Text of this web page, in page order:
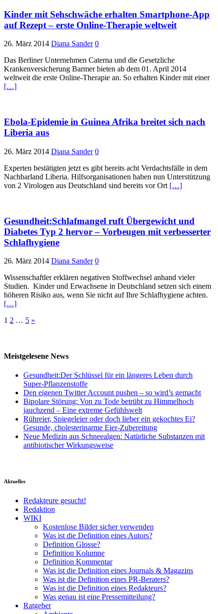
Kinder mit Sehschwäche erhalten Smartphone-App
auf Rezept – erste Online-Therapie weltweit
26. März 2014 Diana Sander 0
Das Berliner Unternehmen Caterna und die Gesetzliche
Krankenversicherung Barmer bieten ab dem 01. April 2014
weltweit die erste Online-Therapie an. So erhalten Kinder mit einer
[…]
Ebola-Epidemie in Guinea Afrika breitet sich nach
Liberia aus
26. März 2014 Diana Sander 0
Experten bestätigten jetzt es gibt bereits acht Verdachtsfälle in dem
Nachbarland Liberia. Hilfsorganisationen haben nun Unterstützung
von 2 Virologen aus Deutschland sind bereits vor Ort […]
Gesundheit:Schlafmangel ruft Übergewicht und
Diabetes Typ 2 hervor – Vorbeugen mit verbesserter
Schlafhygiene
26. März 2014 Diana Sander 0
Wissenschaftler erklären negativen Stoffwechsel anhand vieler
Studien. Kinder und Erwachsene in Deutschland setzen sich einem
höheren Risiko aus, wenn Sie nicht auf Ihre Schlafhygiene achten.
[…]
Seitennummerierung
1 2 … 5 »
Meistgelesene News
Gesundheit:Der Schlüssel für ein längeres Leben durch
Super-Pflanzenstoffe
Den eigenen Twitter Account pushen – so wird’s gemacht
Bipolare Störung: Von zu Tode betrübt zu Himmelhoch
jauchzend – Eine extreme Gefühlswelt
Rühreier, Spiegeleier oder doch lieber ein gekochtes Ei?
Gesunde, cholesterinarme Eier-Zubereitung
Neue Medizin aus Schneealgen: Natürliche Substanzen mit
antibiotischer Wirkungsweise
Aktuelles
Redakteure gesucht!
Redaktion
WIKI
Kostenlose Bilder sicher verwenden
Was ist die Definition eines Autors?
Definition Glosse?
Definition Kolumne
Definition Kommentar
Was ist die Definition eines Journals & Magazins
Was ist die Definition eines PR-Beraters?
Was ist die Definition eines Redakteurs?
Was genau ist eine Pressemitteilung?
Ratgeber